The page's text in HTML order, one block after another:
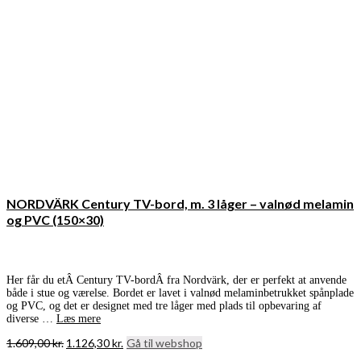
NORDVÄRK Century TV-bord, m. 3 låger – valnød melamin
og PVC (150×30)
Her får du etÂ Century TV-bordÂ fra Nordvärk, der er perfekt at anvende
både i stue og værelse. Bordet er lavet i valnød melaminbetrukket spånplade
og PVC, og det er designet med tre låger med plads til opbevaring af
diverse … Læs mere
1.609,00kr. Den
1.126,30kr. Den
Gå til webshop